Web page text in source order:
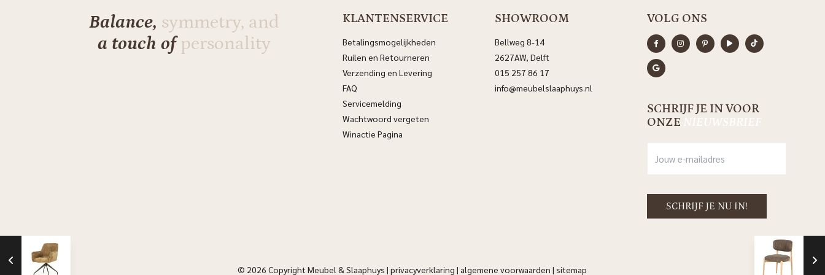
Lyric
Balance, symmetry, and
a touch ofpersonality
KLANTENSERVICE
Betalingsmogelijkheden
Ruilen en Retourneren
Verzending en Levering
FAQ
Servicemelding
Wachtwoord vergeten
Winactie Pagina
SHOWROOM
Bellweg 8-14
2627AW, Delft
015 257 86 17
info@meubelslaaphuys.nl
VOLG ONS
SCHRIJF JE IN VOOR
ONZE NIEUWSBRIEF
© 2026 Copyright Meubel & Slaaphuys |privacyverklaring | algemene voorwaarden |sitemap